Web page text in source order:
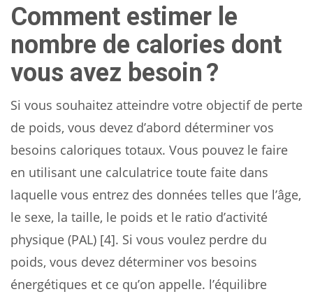
Comment estimer le
nombre de calories dont
vous avez besoin ?
Si vous souhaitez atteindre votre objectif de perte
de poids, vous devez d’abord déterminer vos
besoins caloriques totaux. Vous pouvez le faire
en utilisant une calculatrice toute faite dans
laquelle vous entrez des données telles que l’âge,
le sexe, la taille, le poids et le ratio d’activité
physique (PAL) [4]. Si vous voulez perdre du
poids, vous devez déterminer vos besoins
énergétiques et ce qu’on appelle. l’équilibre